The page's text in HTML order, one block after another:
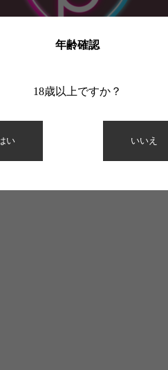
年齢確認
18歳以上ですか？
い いいえ
特定商取引